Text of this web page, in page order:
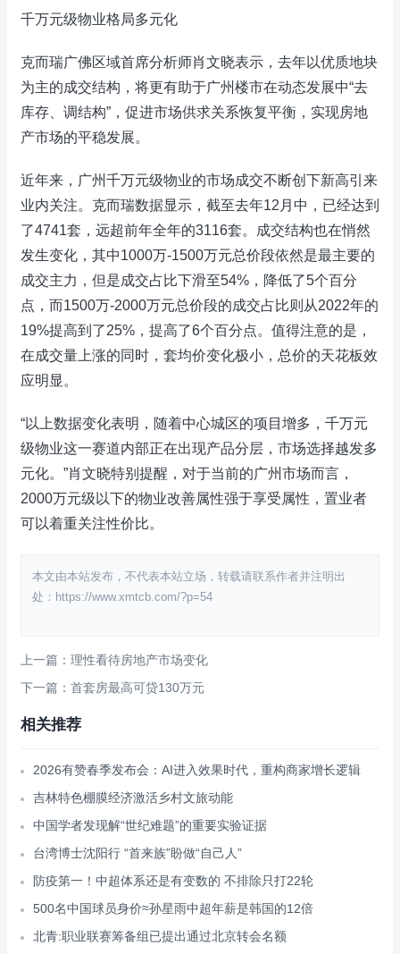
千万元级物业格局多元化
克而瑞广佛区域首席分析师肖文晓表示，去年以优质地块
为主的成交结构，将更有助于广州楼市在动态发展中“去
库存、调结构”，促进市场供求关系恢复平衡，实现房地
产市场的平稳发展。
近年来，广州千万元级物业的市场成交不断创下新高引来
业内关注。克而瑞数据显示，截至去年12月中，已经达到
了4741套，远超前年全年的3116套。成交结构也在悄然
发生变化，其中1000万-1500万元总价段依然是最主要的
成交主力，但是成交占比下滑至54%，降低了5个百分
点，而1500万-2000万元总价段的成交占比则从2022年的
19%提高到了25%，提高了6个百分点。值得注意的是，
在成交量上涨的同时，套均价变化极小，总价的天花板效
应明显。
“以上数据变化表明，随着中心城区的项目增多，千万元
级物业这一赛道内部正在出现产品分层，市场选择越发多
元化。”肖文晓特别提醒，对于当前的广州市场而言，
2000万元级以下的物业改善属性强于享受属性，置业者
可以着重关注性价比。
本文由本站发布，不代表本站立场，转载请联系作者并注明出
处：https://www.xmtcb.com/?p=54
上一篇：理性看待房地产市场变化
下一篇：首套房最高可贷130万元
相关推荐
2026有赞春季发布会：AI进入效果时代，重构商家增长逻辑
吉林特色棚膜经济激活乡村文旅动能
中国学者发现解“世纪难题”的重要实验证据
台湾博士沈阳行 “首来族”盼做“自己人”
防疫第一！中超体系还是有变数的 不排除只打22轮
500名中国球员身价≈孙星雨中超年薪是韩国的12倍
北青:职业联赛筹备组已提出通过北京转会名额